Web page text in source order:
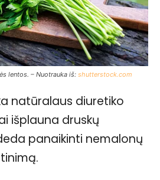
lentos. – Nuotrauka iš: shutterstock.com
natūralaus diuretiko
išplauna druskų
panaikinti nemalonų